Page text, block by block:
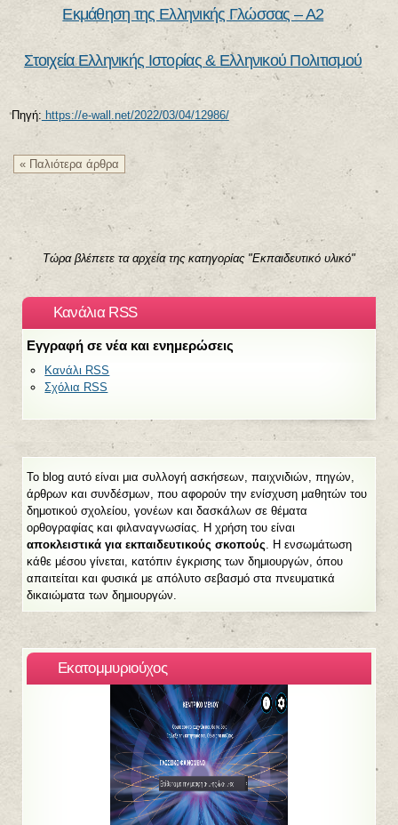
Εκμάθηση της Ελληνικής Γλώσσας – Α2
Στοιχεία Ελληνικής Ιστορίας & Ελληνικού Πολιτισμού
Πηγή: https://e-wall.net/2022/03/04/12986/
« Παλιότερα άρθρα
Τώρα βλέπετε τα αρχεία της κατηγορίας "Εκπαιδευτικό υλικό"
Κανάλια RSS
Εγγραφή σε νέα και ενημερώσεις
Κανάλι RSS
Σχόλια RSS
Το blog αυτό είναι μια συλλογή ασκήσεων, παιχνιδιών, πηγών,
άρθρων και συνδέσμων, που αφορούν την ενίσχυση μαθητών του
δημοτικού σχολείου, γονέων και δασκάλων σε θέματα
ορθογραφίας και φιλαναγνωσίας. Η χρήση του είναι
αποκλειστικά για εκπαιδευτικούς σκοπούς . Η ενσωμάτωση
κάθε μέσου γίνεται, κατόπιν έγκρισης των δημιουργών, όπου
απαιτείται και φυσικά με απόλυτο σεβασμό στα πνευματικά
δικαιώματα των δημιουργών.
Eκατομμυριούχος